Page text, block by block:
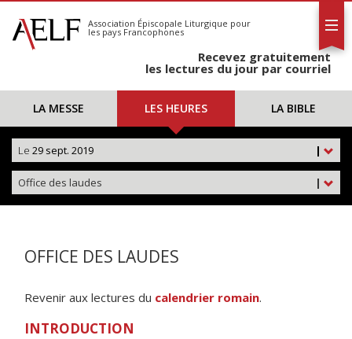
S'abonner
Calendrier
Association Épiscopale Liturgique pour
les pays Francophones
Recevez gratuitement
les lectures du jour par courriel
LA MESSE LES HEURES LA BIBLE
|
Le 29 sept. 2019
|
Office des laudes
OFFICE DES LAUDES
Revenir aux lectures du calendrier romain.
INTRODUCTION